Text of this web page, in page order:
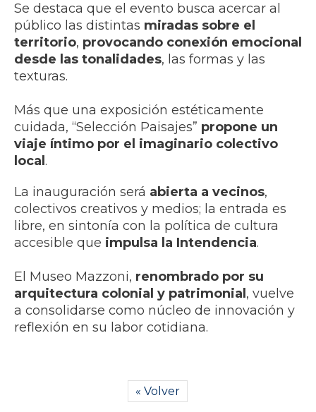
Se destaca que el evento busca acercar al
público las distintas miradas sobre el
territorio, provocando conexión emocional
desde las tonalidades, las formas y las
texturas.
Más que una exposición estéticamente
cuidada, “Selección Paisajes” propone un
viaje íntimo por el imaginario colectivo
local.
La inauguración será abierta a vecinos,
colectivos creativos y medios; la entrada es
libre, en sintonía con la política de cultura
accesible que impulsa la Intendencia.
El Museo Mazzoni, renombrado por su
arquitectura colonial y patrimonial, vuelve
a consolidarse como núcleo de innovación y
reflexión en su labor cotidiana.
« Volver